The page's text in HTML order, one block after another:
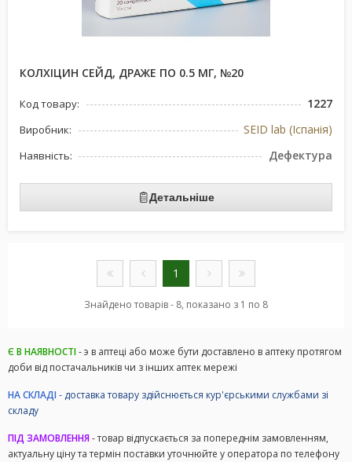
КОЛХІЦИН СЕЙД, ДРАЖЕ ПО 0.5 МГ, №20
Код товару: 1227
Виробник: SEID lab (Іспанія)
Наявність: Дефектура
Детальніше
1
Знайдено товарів - 8, показано з 1 по 8
Є В НАЯВНОСТІ- э в аптеці або може бути доставлено в аптеку протягом
доби від постачальників чи з інших аптек мережі
НА СКЛАДІ- доставка товару здійснюється кур'єрськими службами зі
складу
ПІД ЗАМОВЛЕННЯ- товар відпускається за попереднім замовленням,
актуальну ціну та термін поставки уточнюйте у оператора по телефону